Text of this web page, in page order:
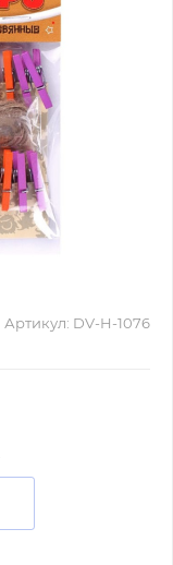
Артикул: DV-H-1076